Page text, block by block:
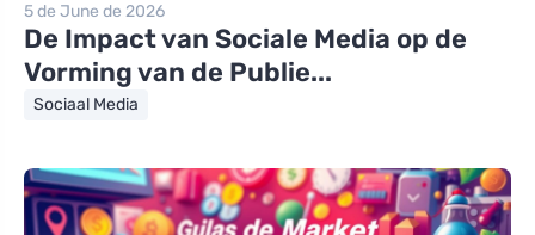
5 de June de 2026
De Impact van Sociale Media op de
Vorming van de Publie...
Sociaal Media